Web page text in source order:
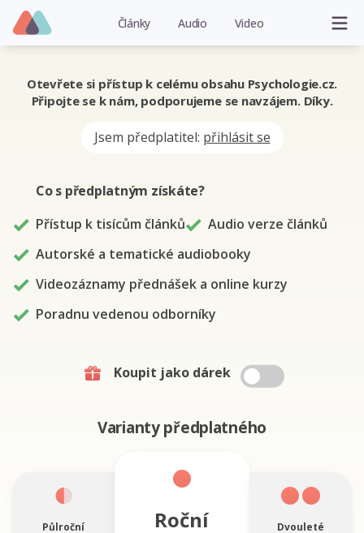
Články Audio Video
Otevřete si přístup k celému obsahu Psychologie.cz.
Připojte se k nám, podporujeme se navzájem. Díky.
Jsem předplatitel: přihlásit se
Co s předplatným získáte?
Přístup k tisícům článků
Audio verze článků
Autorské a tematické audiobooky
Videozáznamy přednášek a online kurzy
Poradnu vedenou odborníky
Koupit jako dárek
Varianty předplatného
Půlroční Roční Dvouleté